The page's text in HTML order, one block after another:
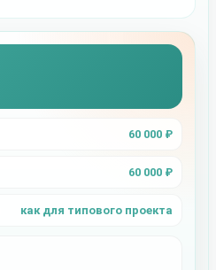
60 000 ₽
60 000 ₽
как для типового проекта